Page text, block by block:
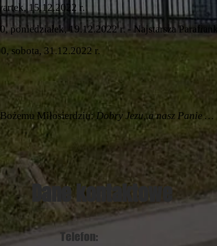
15.12.2022 r.
poniedziałek, 19.12.2022 r. - Najstarsza
sobota, 31.12.2022 r.
Miłosierdziu:Dobry Jezu, a nasz Panie …
Dane kontaktowe
Telefon: